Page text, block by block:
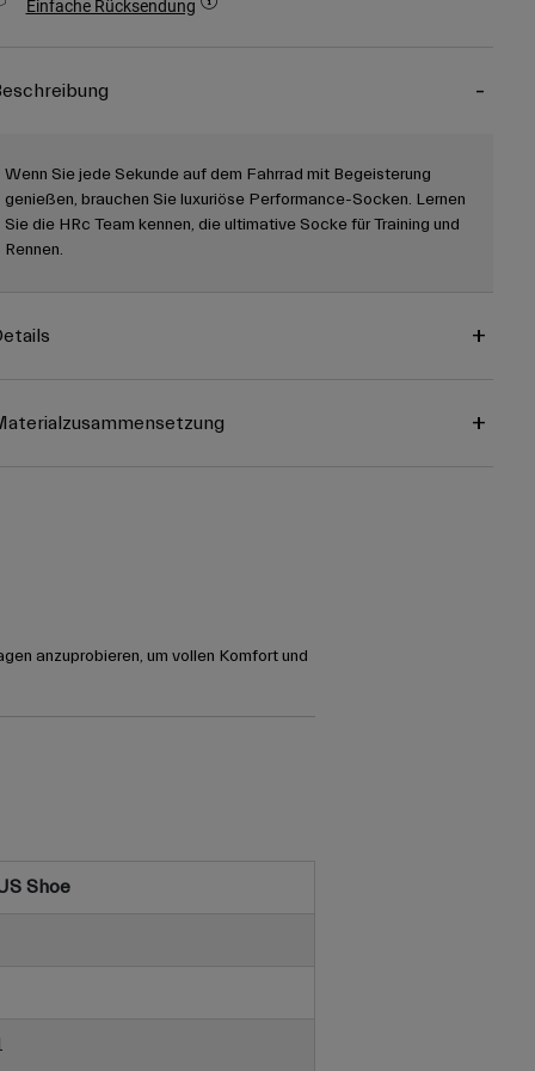
Einfache Rücksendung
Wenn Sie jede Sekunde auf dem Fahrrad mit Begeisterung
genießen, brauchen Sie luxuriöse Performance-Socken. Lernen
Sie die HRc Team kennen, die ultimative Socke für Training und
Rennen.
anzuprobieren, um vollen Komfort und
Shoe